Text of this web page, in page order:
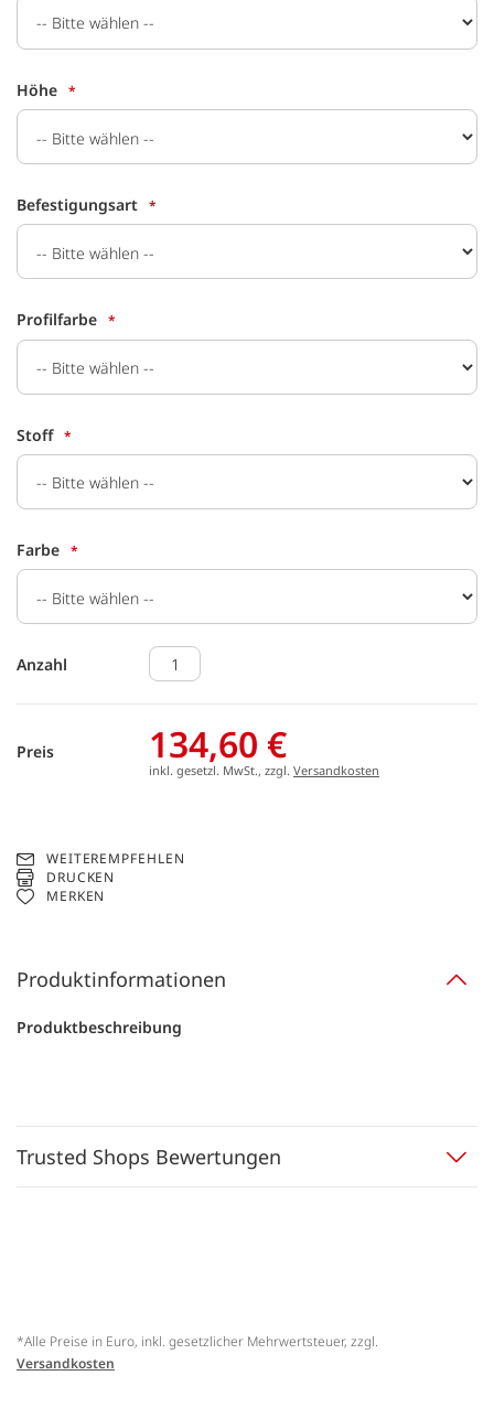
Höhe
Befestigungsart
Profilfarbe
Stoff
Farbe
Anzahl
Preis 134,60 €
inkl. gesetzl. MwSt., zzgl. Versandkosten
WEITEREMPFEHLEN
DRUCKEN
MERKEN
Produktinformationen
Produktbeschreibung
Trusted Shops Bewertungen
*Alle Preise in Euro, inkl. gesetzlicher Mehrwertsteuer, zzgl.
Versandkosten